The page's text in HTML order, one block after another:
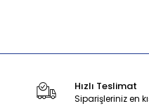
Hızlı Teslimat
Siparişleriniz en